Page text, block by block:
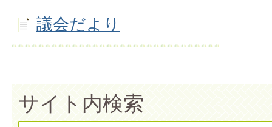
議会だより
サイト内検索